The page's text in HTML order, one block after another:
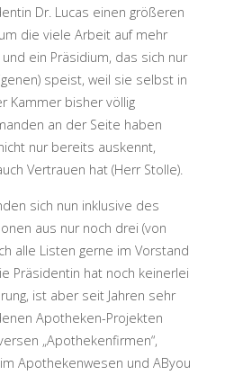
Dr. Lucas einen größeren
die viele Arbeit auf mehr
ein Präsidium, das sich nur
speist, weil sie selbst in
Kammer bisher völlig
an der Seite haben
nur bereits auskennt,
Vertrauen hat (Herr Stolle).
sich nun inklusive des
aus nur noch drei (von
alle Listen gerne im Vorstand
Präsidentin hat noch keinerlei
ist aber seit Jahren sehr
Apotheken-Projekten
„Apothekenfirmen“,
Apothekenwesen und AByou